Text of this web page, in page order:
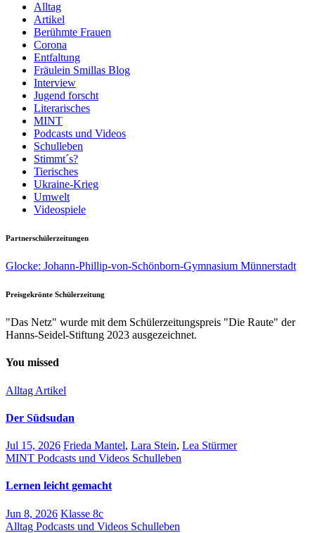
Alltag
Artikel
Berühmte Frauen
Corona
Entfaltung
Fräulein Smillas Blog
Interview
Jugend forscht
Literarisches
MINT
Podcasts und Videos
Schulleben
Stimmt´s?
Tierisches
Ukraine-Krieg
Umwelt
Videospiele
Partnerschülerzeitungen
Glocke: Johann-Phillip-von-Schönborn-Gymnasium Münnerstadt
Preisgekrönte Schülerzeitung
"Das Netz" wurde mit dem Schülerzeitungspreis "Die Raute" der
Hanns-Seidel-Stiftung 2023 ausgezeichnet.
You missed
Alltag Artikel
Der Südsudan
Jul 15, 2026 Frieda Mantel, Lara Stein, Lea Stürmer
MINT Podcasts und Videos Schulleben
Lernen leicht gemacht
Jun 8, 2026 Klasse 8c
Alltag Podcasts und Videos Schulleben